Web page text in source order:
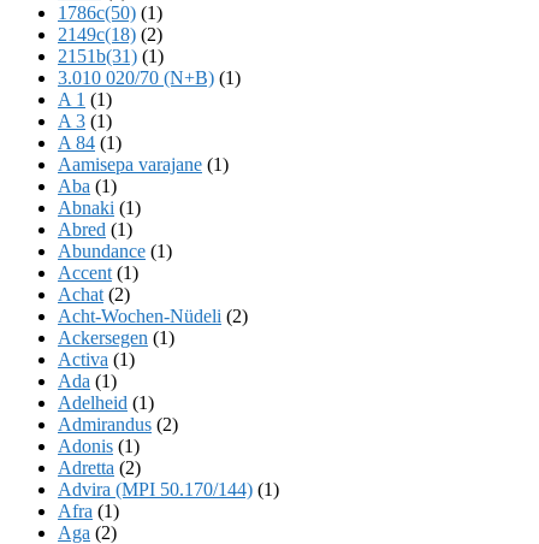
1786c(50) (1)
2149c(18) (2)
2151b(31) (1)
3.010 020/70 (N+B) (1)
A 1 (1)
A 3 (1)
A 84 (1)
Aamisepa varajane (1)
Aba (1)
Abnaki (1)
Abred (1)
Abundance (1)
Accent (1)
Achat (2)
Acht-Wochen-Nüdeli (2)
Ackersegen (1)
Activa (1)
Ada (1)
Adelheid (1)
Admirandus (2)
Adonis (1)
Adretta (2)
Advira (MPI 50.170/144) (1)
Afra (1)
Aga (2)